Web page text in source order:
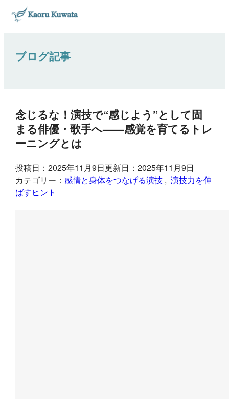
ブログ記事
念じるな！演技で“感じよう”として固
まる俳優・歌手へ——感覚を育てるトレ
ーニングとは
投稿日：2025年11月9日更新日：2025年11月9日
カテゴリー：感情と身体をつなげる演技 , 演技力を伸
ばすヒント